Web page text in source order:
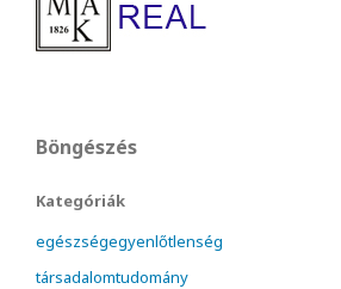
Böngészés
Kategóriák
egészségegyenlőtlenség
társadalomtudomány